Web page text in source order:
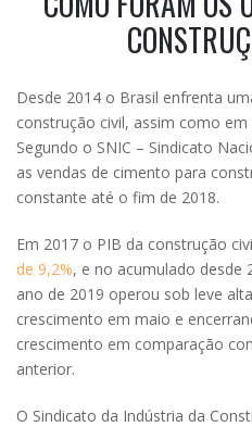
Desde 2014 o Brasil enfrenta
construção civil, assim como
Segundo o SNIC – Sindicato
as vendas de cimento para
constante até o fim de 2018.
Em 2017 o PIB da construção
de 9,2%, e no acumulado desde
ano de 2019 operou sob leve
crescimento em maio e
crescimento em comparação
anterior.
O Sindicato da Indústria da